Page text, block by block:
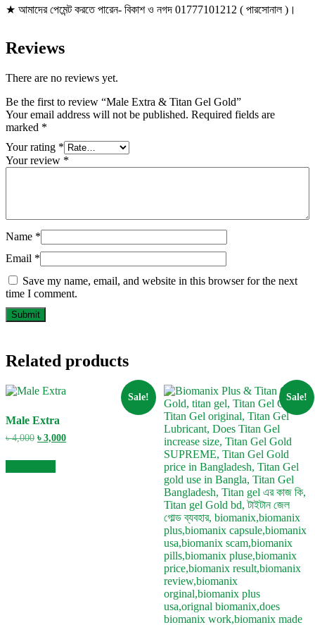
★ আমাদের পেমেন্ট করতে পারেন- বিকাশ ও নগদ 01777101212 ( পারসোনাল )।
Reviews
There are no reviews yet.
Be the first to review “Male Extra & Titan Gel Gold”
Your email address will not be published. Required fields are
marked *
Your rating *
Your review *
Name *
Email *
Save my name, email, and website in this browser for the next
time I comment.
Related products
Sale!
Male Extra
৳4,000 Original
was:
৳ 4,000.
৳ 3,000Current
Sale!